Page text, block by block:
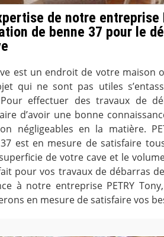
de notre entreprise
de benne 37 pour le
est un endroit de votre maison
qui ne sont pas utiles
effectuer des travaux de
d’avoir une bonne
négligeables en la matière.
est en mesure de satisfaire
de votre cave et le
pour vos travaux de débarras
à notre entreprise PETRY
en mesure de satisfaire vos